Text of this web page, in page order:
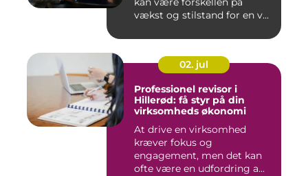
vækst og stilstand for en v...
02. jul
Professionel revisor i
Hillerød: få styr på din
virksomheds økonomi
At drive en virksomhed
kræver fokus og
engagement, men det kan
ofte være en udfordring a...